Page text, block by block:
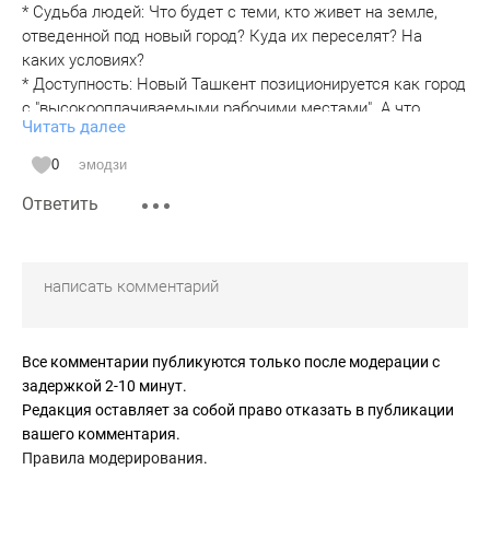
* Судьба людей: Что будет с теми, кто живет на земле,
отведенной под новый город? Куда их переселят? На
каких условиях?
* Доступность: Новый Ташкент позиционируется как город
с "высокооплачиваемыми рабочими местами". А что
делать тем, у кого нет высокой зарплаты? Получится
город для избранных?
* Инфраструктура: Метро и электробусы - это хорошо. А
школы, больницы, детские сады? Кто будет их строить и
выглядит как проект для галочки, а не реальное решение
Читать далее
0 эмодзи
Ответить
Все комментарии публикуются только после модерации с
задержкой 2-10 минут.
Редакция оставляет за собой право отказать в публикации
вашего комментария.
Правила модерирования.